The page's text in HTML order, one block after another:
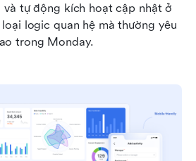
và tự động kích hoạt cập nhật ở
logic quan hệ mà thường yêu
trong Monday.